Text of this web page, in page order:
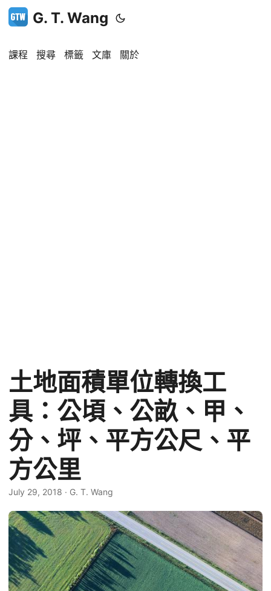
G. T. Wang
課程 搜尋 標籤 文庫 關於
土地面積單位轉換工
具：公頃、公畝、甲、
分、坪、平方公尺、平
方公里
July 29, 2018 · G. T. Wang